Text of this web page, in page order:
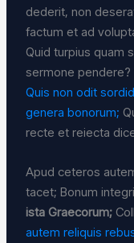
dederit, non
factum et ad
Quid turpius quam
sermone pendere?
Quis non odit
genera bonorum;
recte et reiecta
Apud ceteros
tacet; Bonum
ista Graecorum;
autem reliquis